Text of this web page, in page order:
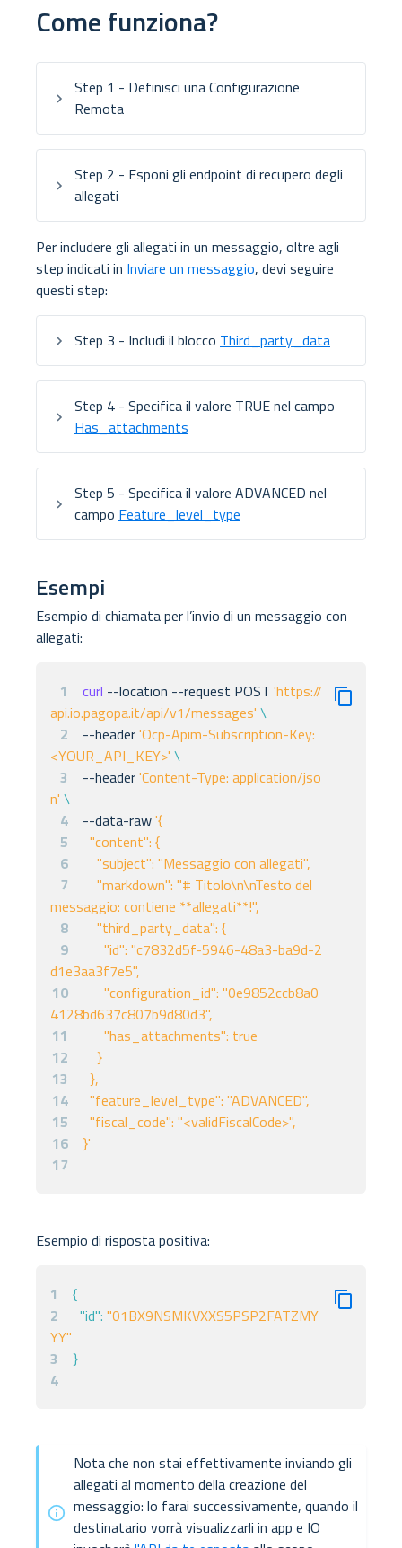
Come funziona?
Step 1 - Definisci una Configurazione
Remota
Step 2 - Esponi gli endpoint di recupero degli
allegati
Per includere gli allegati in un messaggio, oltre agli
step indicati in Inviare un messaggio, devi seguire
questi step:
Step 3 - Includi il blocco Third_party_data
Step 4 - Specifica il valore TRUEnel campo
Has_attachments
Step 5 - Specifica il valore ADVANCED nel
campo Feature_level_type
Esempi
Esempio di chiamata per l’invio di un messaggio con
allegati:
1 curl --location --request POST 'https://
api.io.pagopa.it/api/v1/messages' \
2
--header 'Ocp-Apim-Subscription-Key:
<YOUR_API_KEY>' \
3
--header 'Content-Type: application/jso
n' \
4
--data-raw
5
6
7
    "markdown": "# Titolo\n\nTesto del
8
9
      "id": "c7832d5f-5946-48a3-ba9d-2
10
      "configuration_id": "0e9852ccb8a0
11
12
13
14
15
16
}'
17
Esempio di risposta positiva:
1
{
2
"id": "01BX9NSMKVXXS5PSP2FATZMY
YY"
3
}
4
Nota che non stai effettivamente inviando gli
allegati al momento della creazione del
messaggio: lo farai successivamente, quando il
destinatario vorrà visualizzarli in app e IO